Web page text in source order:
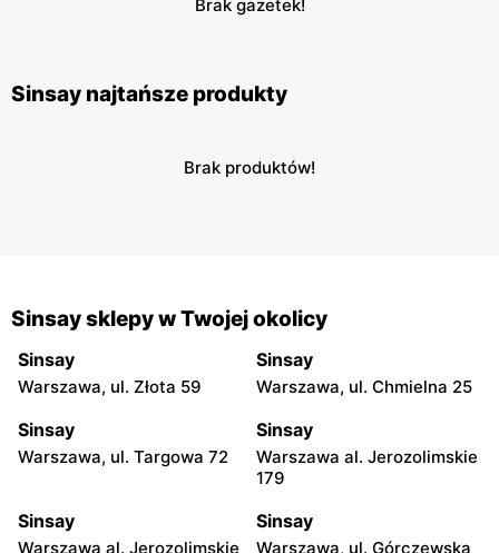
Brak gazetek!
Sinsay najtańsze produkty
Brak produktów!
Sinsay sklepy w Twojej okolicy
Sinsay
Warszawa, ul. Złota 59
Sinsay
Warszawa, ul. Chmielna 25
Sinsay
Warszawa, ul. Targowa 72
Sinsay
Warszawa al. Jerozolimskie
179
Sinsay
Warszawa al. Jerozolimskie
Sinsay
Warszawa, ul. Górczewska